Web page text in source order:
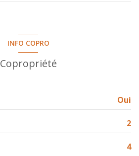
1.90 m²
INFO COPRO
Copropriété
Oui
2
4